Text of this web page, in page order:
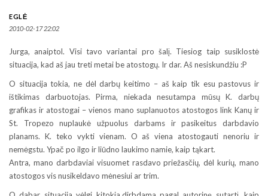
EGLĖ
2010-02-17 22:02
Jurga, anaiptol. Visi tavo variantai pro šalį. Tiesiog taip susiklostė
situacija, kad aš jau treti metai be atostogų. Ir dar. Aš nesiskundžiu :P
O situacija tokia, ne dėl darbų keitimo – aš kaip tik esu pastovus ir
ištikimas darbuotojas. Pirma, niekada nesutampa mūsų K. darbų
grafikas ir atostogai – vienos mano suplanuotos atostogos link Kanų ir
St. Tropezo nuplaukė užpuolus darbams ir pasikeitus darbdavio
planams. K. teko vykti vienam. O aš viena atostogauti nenoriu ir
nemėgstu. Ypač po ilgo ir liūdno laukimo namie, kaip tąkart.
Antra, mano darbdaviai visuomet rasdavo priežasčių, dėl kurių, mano
atostogos vis nusikeldavo mėnesiui ar trim.